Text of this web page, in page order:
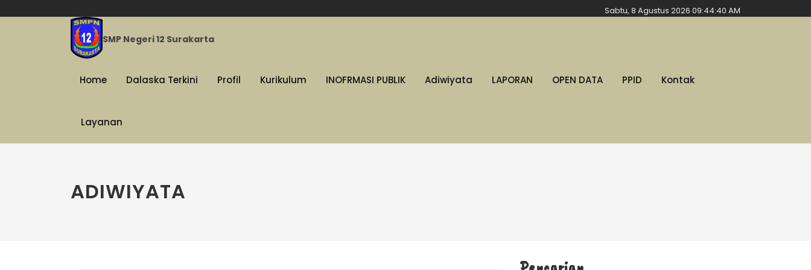
Sabtu, 8 Agustus 2026 09:44:41 AM
SMP Negeri 12 Surakarta
Home Dalaska Terkini Profil Kurikulum INOFRMASI PUBLIK Adiwiyata LAPORAN OPEN DATA PPID Kontak
Layanan
ADIWIYATA